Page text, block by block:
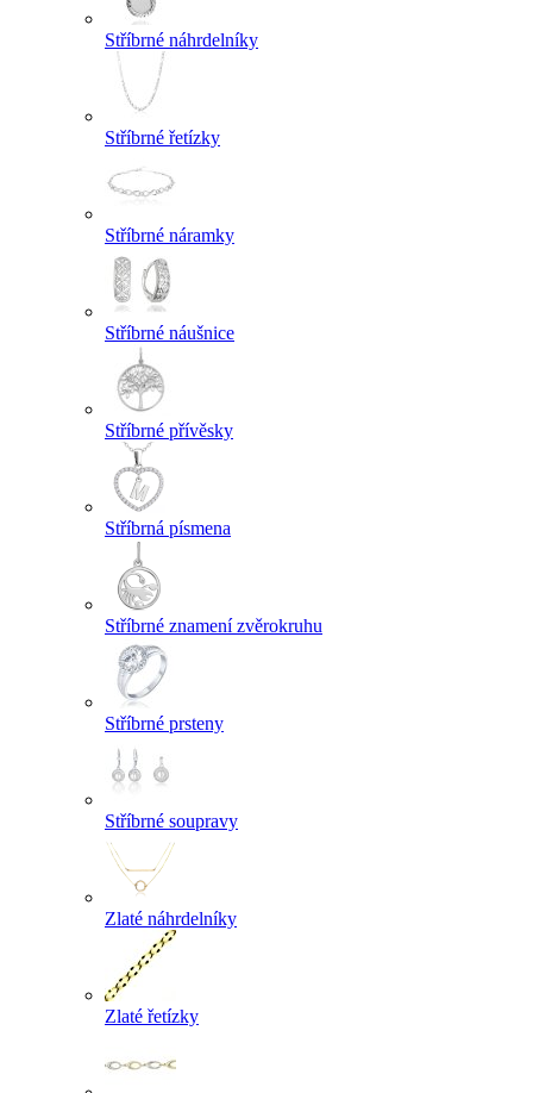
Stříbrné náhrdelníky
Stříbrné řetízky
Stříbrné náramky
Stříbrné náušnice
Stříbrné přívěsky
Stříbrná písmena
Stříbrné znamení zvěrokruhu
Stříbrné prsteny
Stříbrné soupravy
Zlaté náhrdelníky
Zlaté řetízky